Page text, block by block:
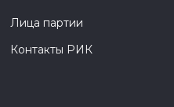
Лица партии
Контакты РИК